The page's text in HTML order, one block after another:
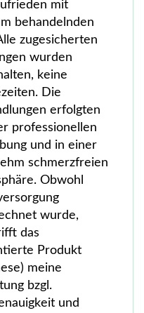
mit
behandelnden
zugesicherten
wurden
keine
Die
erfolgten
professionellen
und in einer
schmerzfreien
Obwohl
wurde,
das
Produkt
meine
bzgl.
und